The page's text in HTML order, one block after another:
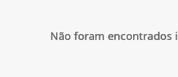
Não foram encontrados